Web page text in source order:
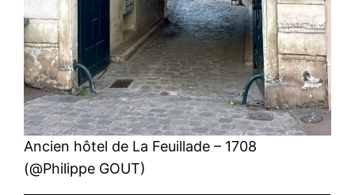
Ancien hôtel de La Feuillade – 1708
(@Philippe GOUT)